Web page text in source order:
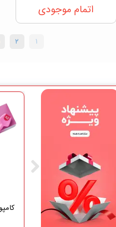
اتمام موجودی
۱ ۲
گاز دندانپزشکی نفیس طب سلامت
۳۷۵,۰۰۰ تومان